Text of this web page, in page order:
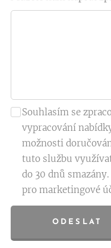
Souhlasím se
vypracování
možnosti
tuto službu
do 30 dnů
pro marketingové
ODESLAT